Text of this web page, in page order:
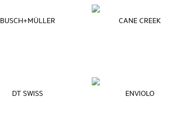
BUSCH+MÜLLER CANE CREEK
DT SWISS ENVIOLO